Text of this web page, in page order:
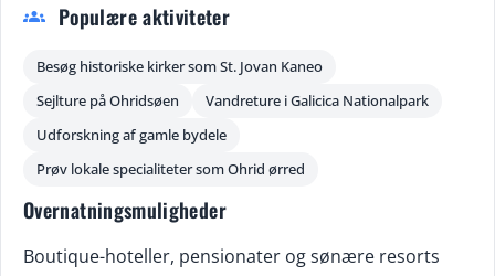
groups Populære aktiviteter
Besøg historiske kirker som St. Jovan Kaneo
Sejlture på Ohridsøen
Vandreture i Galicica Nationalpark
Udforskning af gamle bydele
Prøv lokale specialiteter som Ohrid ørred
Overnatningsmuligheder
Boutique-hoteller, pensionater og sønære resorts